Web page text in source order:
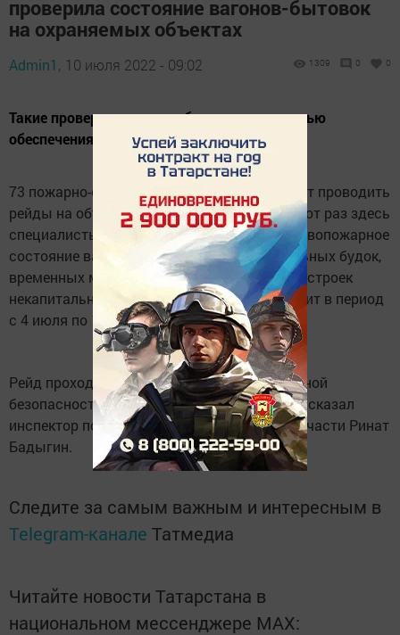
проверила состояние вагонов-бытовок
на охраняемых объектах
Admin1, 10 июля 2022 - 09:02 1309 0 0
Такие проверки спецслужба проводит с целью
обеспечения пожарной безопасности.
73 пожарно-спасательная часть продолжает проводить
рейды на объектах НГДУ Нурлатнефть. В этот раз здесь
специалисты спецслужбы проверяли противопожарное
состояние вагонов-бытовок, инструментальных будок,
временных металлических сооружений и построек
некапитального характера, который проходит в период
с 4 июля по 15 июля текущего года.
Рейд проходит с целью обеспечения пожарной
безопасности на объектах организации, рассказал
инспектор по ОД 73 пожарно-спасательной части Ринат
Бадыгин.
Следите за самым важным и интересным в
Telegram-канале Татмедиа
Читайте новости Татарстана в
национальном мессенджере MАХ: